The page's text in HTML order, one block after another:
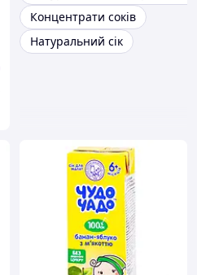
Концентрати соків
Натуральний сік